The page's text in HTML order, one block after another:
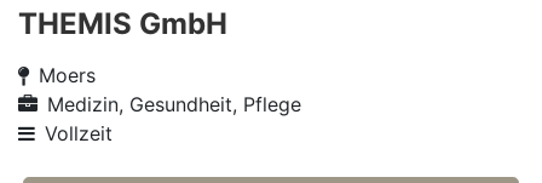
THEMIS GmbH
Moers
Medizin, Gesundheit, Pflege
Vollzeit